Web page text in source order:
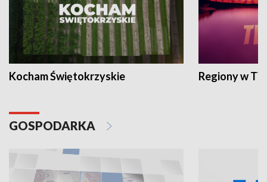
Kocham Świętokrzyskie Regiony w
GOSPODARKA